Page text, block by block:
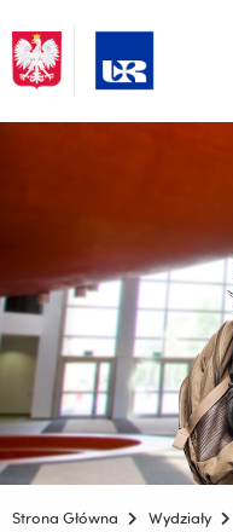
Strona Główna Wydziały